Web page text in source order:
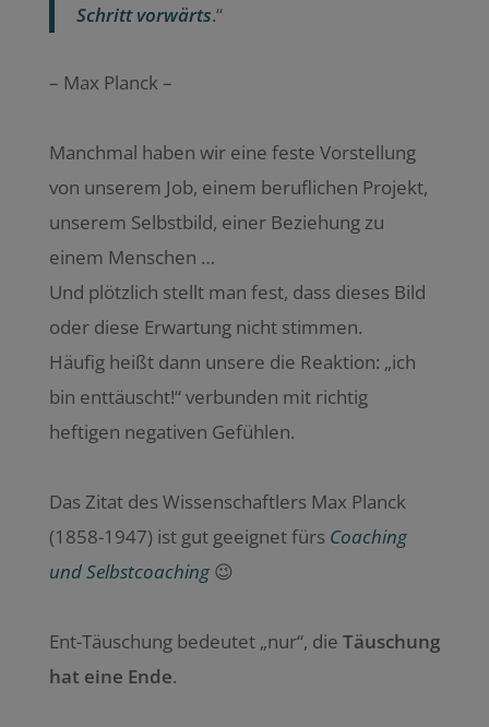
Schritt vorwärts.“
– Max Planck –
Manchmal haben wir eine feste Vorstellung
von unserem Job, einem beruflichen Projekt,
unserem Selbstbild, einer Beziehung zu
einem Menschen …
Und plötzlich stellt man fest, dass dieses Bild
oder diese Erwartung nicht stimmen.
Häufig heißt dann unsere die Reaktion: „ich
bin enttäuscht!“ verbunden mit richtig
heftigen negativen Gefühlen.
Das Zitat des Wissenschaftlers Max Planck
(1858-1947) ist gut geeignet fürs Coaching
und Selbstcoaching😉
Ent-Täuschung bedeutet „nur“, die Täuschung
hat eine Ende.